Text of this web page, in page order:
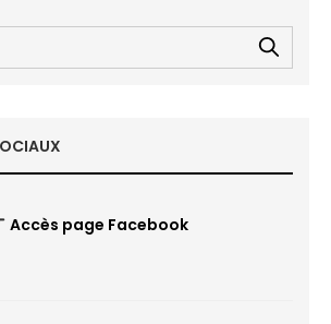
Accès page Facebook